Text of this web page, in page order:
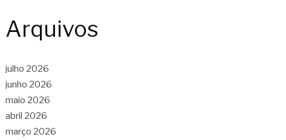
Arquivos
julho 2026
junho 2026
maio 2026
abril 2026
março 2026